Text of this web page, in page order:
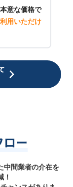
意な価格で
用いただけ
ー
中間業者の介在を
！